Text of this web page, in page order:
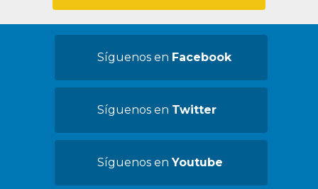
Síguenos en Facebook
Síguenos en Twitter
Síguenos enYoutube